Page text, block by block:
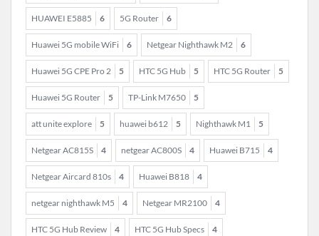
HUAWEI E5885 6 5G Router 6
Huawei 5G mobile WiFi 6 Netgear Nighthawk M2 6
Huawei 5G CPE Pro 2 5 HTC 5G Hub 5 HTC 5G Router 5
Huawei 5G Router 5 TP-Link M7650 5
att unite explore 5 huawei b612 5 Nighthawk M1 5
Netgear AC815S 4 netgear AC800S 4 Huawei B715 4
Netgear Aircard 810s 4 Huawei B818 4
netgear nighthawk M5 4 Netgear MR2100 4
HTC 5G Hub Review 4 HTC 5G Hub Specs 4